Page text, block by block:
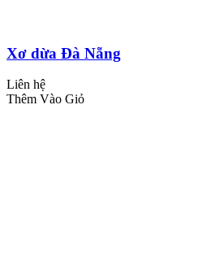
Xơ dừa Đà Nẵng
Liên hệ
Thêm Vào Giỏ